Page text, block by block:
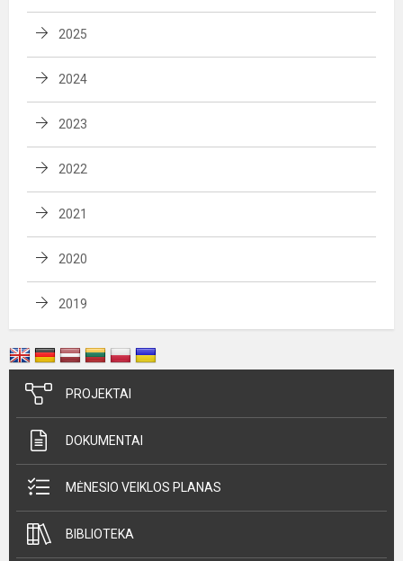
2025
2024
2023
2022
2021
2020
2019
PROJEKTAI
DOKUMENTAI
MĖNESIO VEIKLOS PLANAS
BIBLIOTEKA